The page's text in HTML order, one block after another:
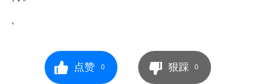
`
点赞 0 狠踩 0